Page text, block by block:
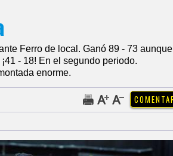
Ferro de local. Ganó 89 - 73 aunque
- 18! En el segundo periodo.
enorme.